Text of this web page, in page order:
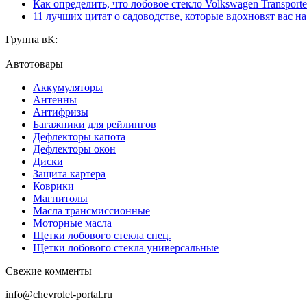
Как определить, что лобовое стекло Volkswagen
11 лучших цитат о садоводстве, которые вдохновят вас
Группа вК:
Автотовары
Аккумуляторы
Антенны
Антифризы
Багажники для рейлингов
Дефлекторы капота
Дефлекторы окон
Диски
Защита картера
Коврики
Магнитолы
Масла трансмиссионные
Моторные масла
Щетки лобового стекла спец.
Щетки лобового стекла универсальные
Свежие комменты
info@chevrolet-portal.ru